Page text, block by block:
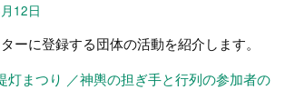
12日
ーに登録する団体の活動を紹介します。
灯まつり ／神輿の担ぎ手と行列の参加者の